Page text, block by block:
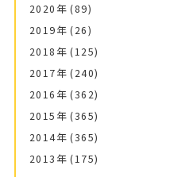
2020年 (89)
2019年 (26)
2018年 (125)
2017年 (240)
2016年 (362)
2015年 (365)
2014年 (365)
2013年 (175)